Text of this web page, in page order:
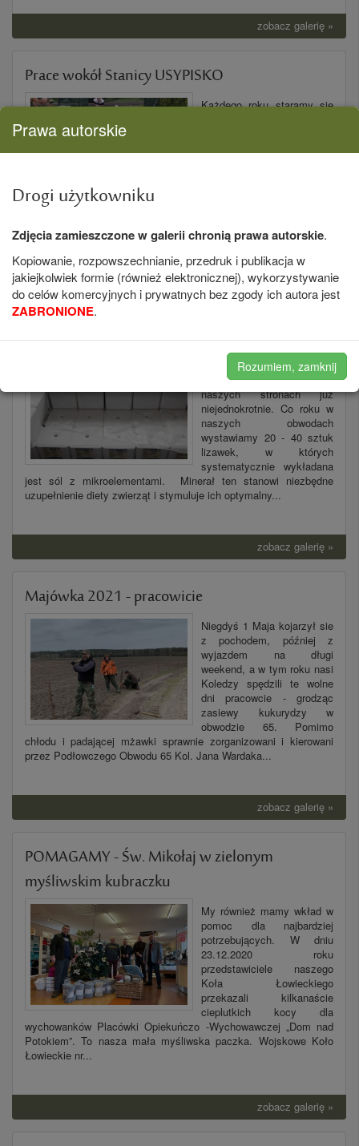
zobacz galerię »
Prace wokół Stanicy USYPISKO
Każdego roku staramy sie
Usypisko. Pan Mariusz Osajda przygotował teren -...
zobacz galerię »
Lizawki
Znaczenie soli i lizawek w
łowsku opisywano na
naszych stronach już
niejednokrotnie. Co roku w
naszych obwodach
wystawiamy 20 - 40 sztuk
lizawek, w których
systematycznie wykładana
jest sól z mikroelementami. Minerał ten stanowi niezbędne
uzupełnienie diety zwierząt i stymuluje ich optymalny...
zobacz galerię »
Majówka 2021 - pracowicie
Niegdyś 1 Maja kojarzył sie
z pochodem, później z
wyjazdem na długi
weekend, a w tym roku nasi
Koledzy spędzili te wolne
dni pracowcie - grodząc
zasiewy kukurydzy w
obwodzie 65. Pomimo
chłodu i padającej mżawki sprawnie zorganizowani i kierowani
przez Podłowczego Obwodu 65 Kol. Jana Wardaka...
zobacz galerię »
POMAGAMY - Św. Mikołaj w zielonym
myśliwskim kubraczku
My również mamy wkład w
pomoc dla najbardziej
potrzebujących. W dniu
23.12.2020 roku
przedstawiciele naszego
Koła Łowieckiego
przekazali kilkanaście
cieplutkich kocy dla
wychowanków Placówki Opiekuńczo -Wychowawczej „Dom nad
Potokiem”. To nasza mała myśliwska paczka. Wojskowe Koło
Łowieckie nr...
zobacz galerię »
Prawa autorskie
Drogi użytkowniku
Zdjęcia zamieszczone w galerii chronią prawa autorskie.
Kopiowanie, rozpowszechnianie, przedruk i publikacja w
jakiejkolwiek formie (również elektronicznej), wykorzystywanie
do celów komercyjnych i prywatnych bez zgody ich autora jest
ZABRONIONE.
Rozumiem, zamknij